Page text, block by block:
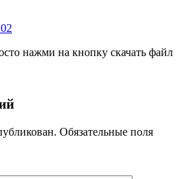
нажми на кнопку скачать файл
Обязательные поля